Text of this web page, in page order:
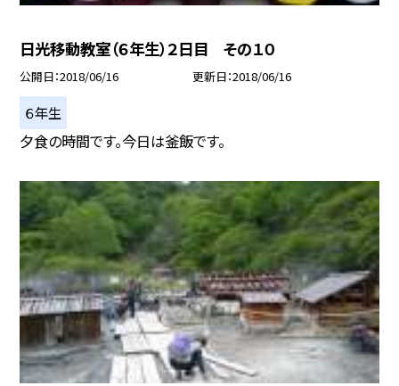
日光移動教室（６年生）２日目 その１０
公開日 2018/06/16 更新日 2018/06/16
６年生
夕食の時間です。今日は釜飯です。